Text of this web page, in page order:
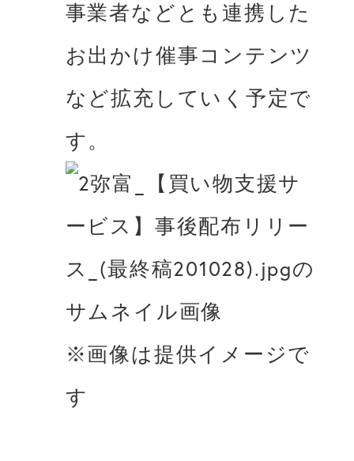
事業者などとも連携した
お出かけ催事コンテンツ
など拡充していく予定で
※画像は提供イメージで